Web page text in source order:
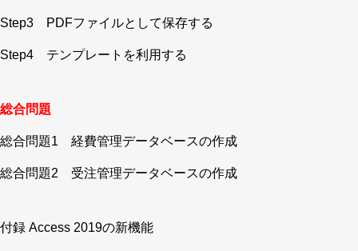
Step3 PDFファイルとして保存する
Step4 テンプレートを利用する
総合問題
総合問題1 経費管理データベースの作成
総合問題2 受注管理データベースの作成
付録 Access 2019の新機能